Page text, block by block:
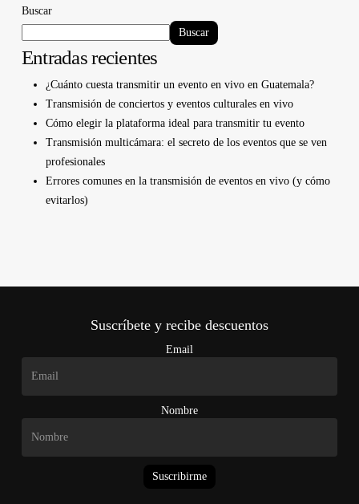
Buscar
Buscar
Entradas recientes
¿Cuánto cuesta transmitir un evento en vivo en Guatemala?
Transmisión de conciertos y eventos culturales en vivo
Cómo elegir la plataforma ideal para transmitir tu evento
Transmisión multicámara: el secreto de los eventos que se ven
profesionales
Errores comunes en la transmisión de eventos en vivo (y cómo
evitarlos)
Suscríbete y recibe descuentos
Email
Nombre
Suscribirme